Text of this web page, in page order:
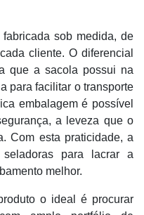
sob medida, de
cliente. O diferencial
que a sacola possui na
para facilitar o transporte
embalagem é possível
a leveza que o
Com esta praticidade, a
para lacrar a
melhor.
o ideal é procurar